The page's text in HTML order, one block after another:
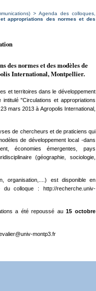
> Agenda des colloques,
appropriations des normes et des
normes et des modèles de
International, Montpellier.
et territoires dans le développement
"Circulations et appropriations
mars 2013 à Agropolis International,
de chercheurs et de praticiens qui
de développement local -dans
économies émergentes, pays
(géographie, sociologie,
organisation,....) est disponible en
du colloque :
http://recherche.univ-
a été repoussé au15 octobre
montp3.fr